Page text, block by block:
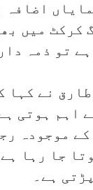
اضافہ
کرکٹ میں
تو ذمہ
نے کہا
اہم ہوتی
موجودہ
جا رہا
ہے۔